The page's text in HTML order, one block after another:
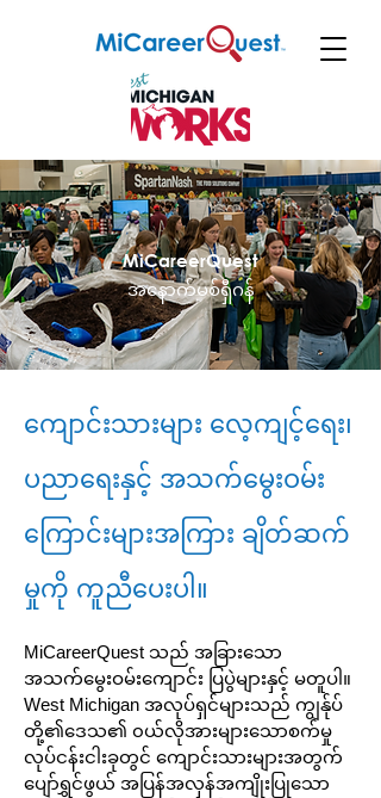
MiCareerQuest
အနောက်မစ်ရှီဂန်
ကျောင်းသားများ လေ့ကျင့်ရေး၊
ပညာရေးနှင့် အသက်မွေးဝမ်း
ကြောင်းများအကြား ချိတ်ဆက်
မှုကို ကူညီပေးပါ။
MiCareerQuest သည် အခြားသော
အသက်မွေးဝမ်းကျောင်း ပြပွဲများနှင့် မတူပါ။
West Michigan အလုပ်ရှင်များသည် ကျွန်ုပ်
တို့၏ဒေသ၏ ၀ယ်လိုအားများသောစက်မှု
လုပ်ငန်းငါးခုတွင် ကျောင်းသားများအတွက်
ပျော်ရွှင်ဖွယ် အပြန်အလှန်အကျိုးပြုသော